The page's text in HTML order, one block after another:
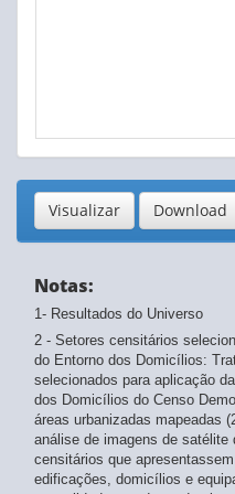
Arborização - Não
Visualizar Download
Notas:
1- Resultados do Universo
2 - Setores censitários
do Entorno dos Domicílios:
selecionados para aplicação
dos Domicílios do Censo
áreas urbanizadas mapeadas
análise de imagens de satélite
censitários que
edificações, domicílios e